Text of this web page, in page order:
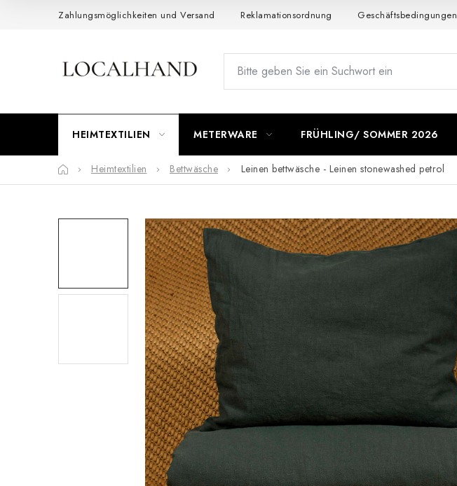
Zahlungsmöglichkeiten und Versand Reklamationsordnung Geschäftsbedingungen
HEIMTEXTILIEN METERWARE FRÜHLING/ SOMMER 2026
StartseiteHeimtextilien Bettwäsche Leinen bettwäsche - Leinen stonewashed petrol